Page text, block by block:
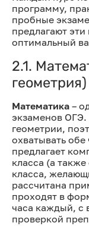
программу,
пробные
предлагают
оптимальный
2.1.
геометрия)
Математика –
экзаменов ОГЭ.
геометрии,
охватывать
предлагает
класса (а
класса,
рассчитана
проходят в
часа каждый, с
проверкой